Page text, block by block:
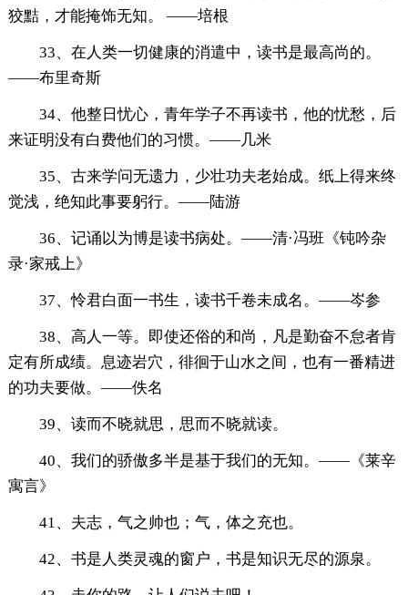
狡黠，才能掩饰无知。 ——培根
33、在人类一切健康的消遣中，读书是最高尚的。
——布里奇斯
34、他整日忧心，青年学子不再读书，他的忧愁，后
来证明没有白费他们的习惯。——几米
35、古来学问无遗力，少壮功夫老始成。纸上得来终
觉浅，绝知此事要躬行。——陆游
36、记诵以为博是读书病处。——清·冯班《钝吟杂
录·家戒上》
37、怜君白面一书生，读书千卷未成名。——岑参
38、高人一等。即使还俗的和尚，凡是勤奋不怠者肯
定有所成绩。息迹岩穴，徘徊于山水之间，也有一番精进
的功夫要做。——佚名
39、读而不晓就思，思而不晓就读。
40、我们的骄傲多半是基于我们的无知。——《莱辛
寓言》
41、夫志，气之帅也；气，体之充也。
42、书是人类灵魂的窗户，书是知识无尽的源泉。